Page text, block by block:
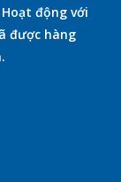
động với
được hàng